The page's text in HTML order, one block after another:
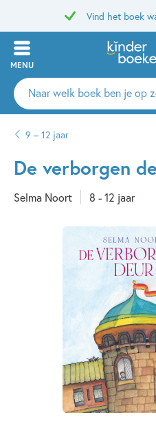
Vind het boek
MENU
Zoeken
naar
auteurs
uitgevers
9 – 12 jaar
De verborgen
Selma Noort 8 - 12 jaar